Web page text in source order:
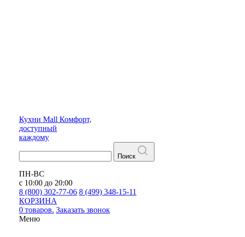
Кухни Mall Комфорт,
доступный
каждому
Поиск
ПН-ВС
с 10:00 до 20:00
8 (800) 302-77-06 8 (499) 348-15-11
КОРЗИНА
0 товаров. Заказать звонок
Меню